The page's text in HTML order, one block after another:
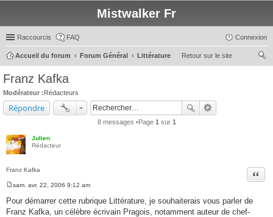
Mistwalker Fr
Raccourcis FAQ Connexion
Retour sur le site
Accueil du forum Forum Général
Littérature
Franz Kafka
Modérateur :Rédacteurs
Répondre
8 messages •Page 1 sur 1
Julien
Rédacteur
Franz Kafka Citer
s
s
sam. avr. 22, 2006 9:12 am
Pour démarrer cette rubrique Littérature, je souhaiterais vous parler de
Franz Kafka, un célèbre écrivain Pragois, notamment auteur de chef-